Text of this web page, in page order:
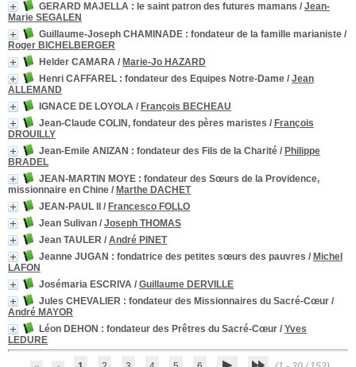
GERARD MAJELLA : le saint patron des futures mamans / Jean-
Marie SEGALEN
Guillaume-Joseph CHAMINADE : fondateur de la famille marianiste /
Roger BICHELBERGER
Helder CAMARA / Marie-Jo HAZARD
Henri CAFFAREL : fondateur des Equipes Notre-Dame / Jean
ALLEMAND
IGNACE DE LOYOLA / François BECHEAU
Jean-Claude COLIN, fondateur des pères maristes / François
DROUILLY
Jean-Emile ANIZAN : fondateur des Fils de la Charité / Philippe
BRADEL
JEAN-MARTIN MOYE : fondateur des Sœurs de la Providence,
missionnaire en Chine / Marthe DACHET
JEAN-PAUL II
/ Francesco FOLLO
Jean Sulivan / Joseph THOMAS
Jean TAULER / André PINET
Jeanne JUGAN : fondatrice des petites sœurs des pauvres / Michel
LAFON
Josémaria ESCRIVA / Guillaume DERVILLE
Jules CHEVALIER : fondateur des Missionnaires du Sacré-Cœur /
André MAYOR
Léon DEHON : fondateur des Prêtres du Sacré-Cœur / Yves
LEDURE